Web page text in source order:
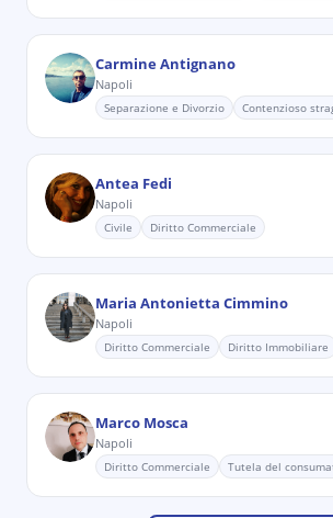
Carmine Antignano
Napoli
Separazione e Divorzio Contenzioso
Antea Fedi
Napoli
Civile Diritto Commerciale
Maria Antonietta Cimmino
Napoli
Diritto Commerciale Diritto Immobiliare
Marco Mosca
Napoli
Diritto Commerciale Tutela del